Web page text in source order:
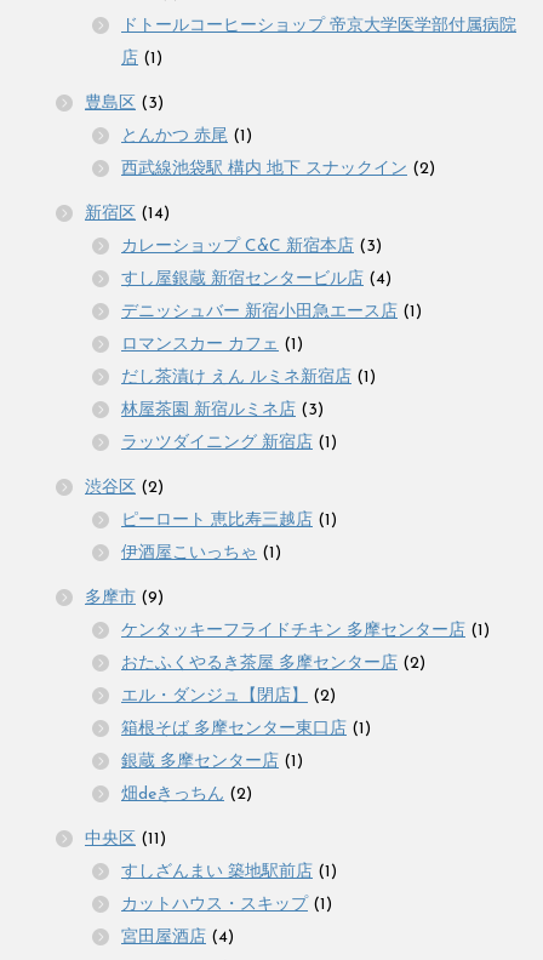
ドトールコーヒーショップ 帝京大学医学部付属病院
店 (1)
豊島区 (3)
とんかつ 赤尾 (1)
西武線池袋駅 構内 地下 スナックイン (2)
新宿区 (14)
カレーショップ C&C 新宿本店 (3)
すし屋銀蔵 新宿センタービル店 (4)
デニッシュバー 新宿小田急エース店 (1)
ロマンスカー カフェ (1)
だし茶漬け えん ルミネ新宿店 (1)
林屋茶園 新宿ルミネ店 (3)
ラッツダイニング 新宿店 (1)
渋谷区 (2)
ピーロート 恵比寿三越店 (1)
伊酒屋こいっちゃ (1)
多摩市 (9)
ケンタッキーフライドチキン 多摩センター店 (1)
おたふくやるき茶屋 多摩センター店 (2)
エル・ダンジュ【閉店】
(2)
箱根そば 多摩センター東口店 (1)
銀蔵 多摩センター店 (1)
畑deきっちん (2)
中央区 (11)
すしざんまい 築地駅前店 (1)
カットハウス・スキップ (1)
宮田屋酒店 (4)